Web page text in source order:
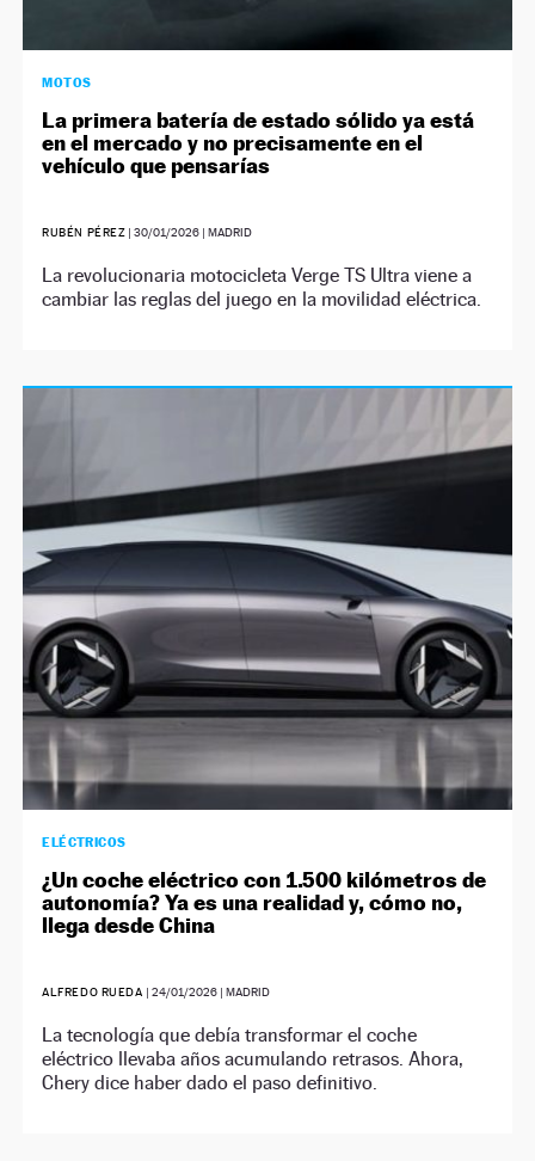
MOTOS
La primera batería de estado sólido ya está
en el mercado y no precisamente en el
vehículo que pensarías
RUBÉN PÉREZ |30/01/2026 | MADRID
La revolucionaria motocicleta Verge TS Ultra viene a
cambiar las reglas del juego en la movilidad eléctrica.
ELÉCTRICOS
¿Un coche eléctrico con 1.500 kilómetros de
autonomía? Ya es una realidad y, cómo no,
llega desde China
ALFREDO RUEDA | 24/01/2026| MADRID
La tecnología que debía transformar el coche
eléctrico llevaba años acumulando retrasos. Ahora,
Chery dice haber dado el paso definitivo.